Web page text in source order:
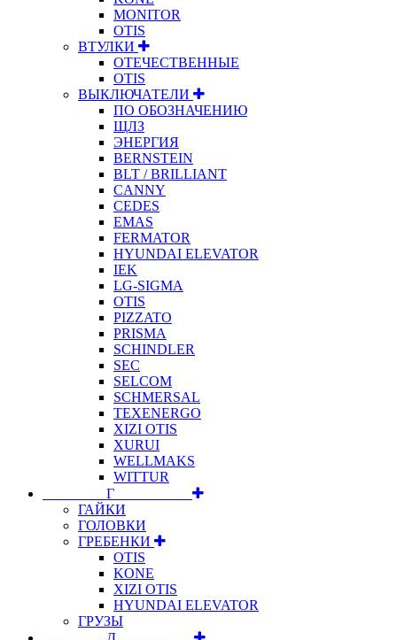
MONITOR
OTIS
ВТУЛКИ
ОТЕЧЕСТВЕННЫЕ
OTIS
ВЫКЛЮЧАТЕЛИ
ПО ОБОЗНАЧЕНИЮ
ЩЛЗ
ЭНЕРГИЯ
BERNSTEIN
BLT / BRILLIANT
CANNY
CEDES
EMAS
FERMATOR
HYUNDAI ELEVATOR
IEK
LG-SIGMA
OTIS
PIZZATO
PRISMA
SCHINDLER
SEC
SELCOM
SCHMERSAL
TEXENERGO
XIZI OTIS
XURUI
WELLMAKS
WITTUR
⠀⠀⠀⠀⠀⠀Г⠀⠀⠀⠀⠀⠀⠀
ГАЙКИ
ГОЛОВКИ
ГРЕБЕНКИ
OTIS
KONE
XIZI OTIS
HYUNDAI ELEVATOR
ГРУЗЫ